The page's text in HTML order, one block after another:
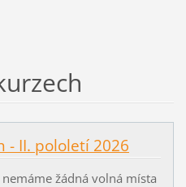
- II. pololetí 2026
žádná volná místa